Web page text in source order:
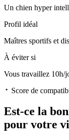
Un chien hyper
Profil idéal
Maîtres sportifs et
À éviter si
Vous travaillez 10h/
Score de
Est-ce la
pour votre